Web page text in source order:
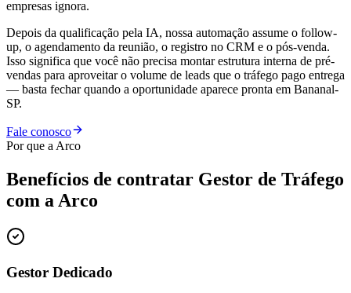
empresas ignora.
Depois da qualificação pela IA, nossa automação assume o follow-
up, o agendamento da reunião, o registro no CRM e o pós-venda.
Isso significa que você não precisa montar estrutura interna de pré-
vendas para aproveitar o volume de leads que o tráfego pago entrega
— basta fechar quando a oportunidade aparece pronta em Bananal-
SP.
Fale conosco
Por que a Arco
Benefícios de contratar Gestor de Tráfego
com a Arco
Gestor Dedicado